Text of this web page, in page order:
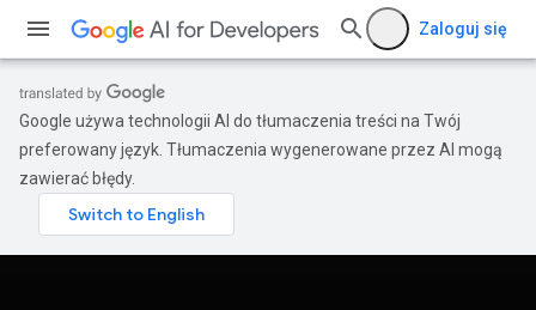
Zaloguj się
Google używa technologii AI do tłumaczenia treści na Twój
preferowany język. Tłumaczenia wygenerowane przez AI mogą
zawierać błędy.